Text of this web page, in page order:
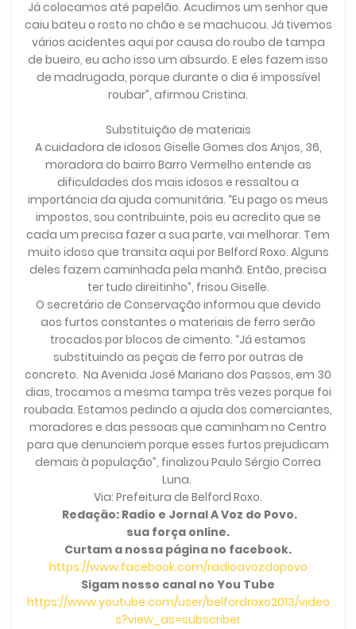
Já colocamos até papelão. Acudimos um senhor que
caiu bateu o rosto no chão e se machucou. Já tivemos
vários acidentes aqui por causa do roubo de tampa
de bueiro, eu acho isso um absurdo. E eles fazem isso
de madrugada, porque durante o dia é impossível
roubar”, afirmou Cristina.
Substituição de materiais
A cuidadora de idosos Giselle Gomes dos Anjos, 36,
moradora do bairro Barro Vermelho entende as
dificuldades dos mais idosos e ressaltou a
importância da ajuda comunitária. “Eu pago os meus
impostos, sou contribuinte, pois eu acredito que se
cada um precisa fazer a sua parte, vai melhorar. Tem
muito idoso que transita aqui por Belford Roxo. Alguns
deles fazem caminhada pela manhã. Então, precisa
ter tudo direitinho”, frisou Giselle.
O secretário de Conservação informou que devido
aos furtos constantes o materiais de ferro serão
trocados por blocos de cimento. “Já estamos
substituindo as peças de ferro por outras de
concreto. Na Avenida José Mariano dos Passos, em 30
dias, trocamos a mesma tampa três vezes porque foi
roubada. Estamos pedindo a ajuda dos comerciantes,
moradores e das pessoas que caminham no Centro
para que denunciem porque esses furtos prejudicam
demais à população”, finalizou Paulo Sérgio Correa
Luna.
Via: Prefeitura de Belford Roxo.
Redação: Radio e Jornal A Voz do Povo.
sua força online.
Curtam a nossa página no facebook.
https://www.facebook.com/radioavozdopovo
Sigam nosso canal no You Tube
https://www.youtube.com/user/belfordroxo2013/video
s?view_as=subscriber